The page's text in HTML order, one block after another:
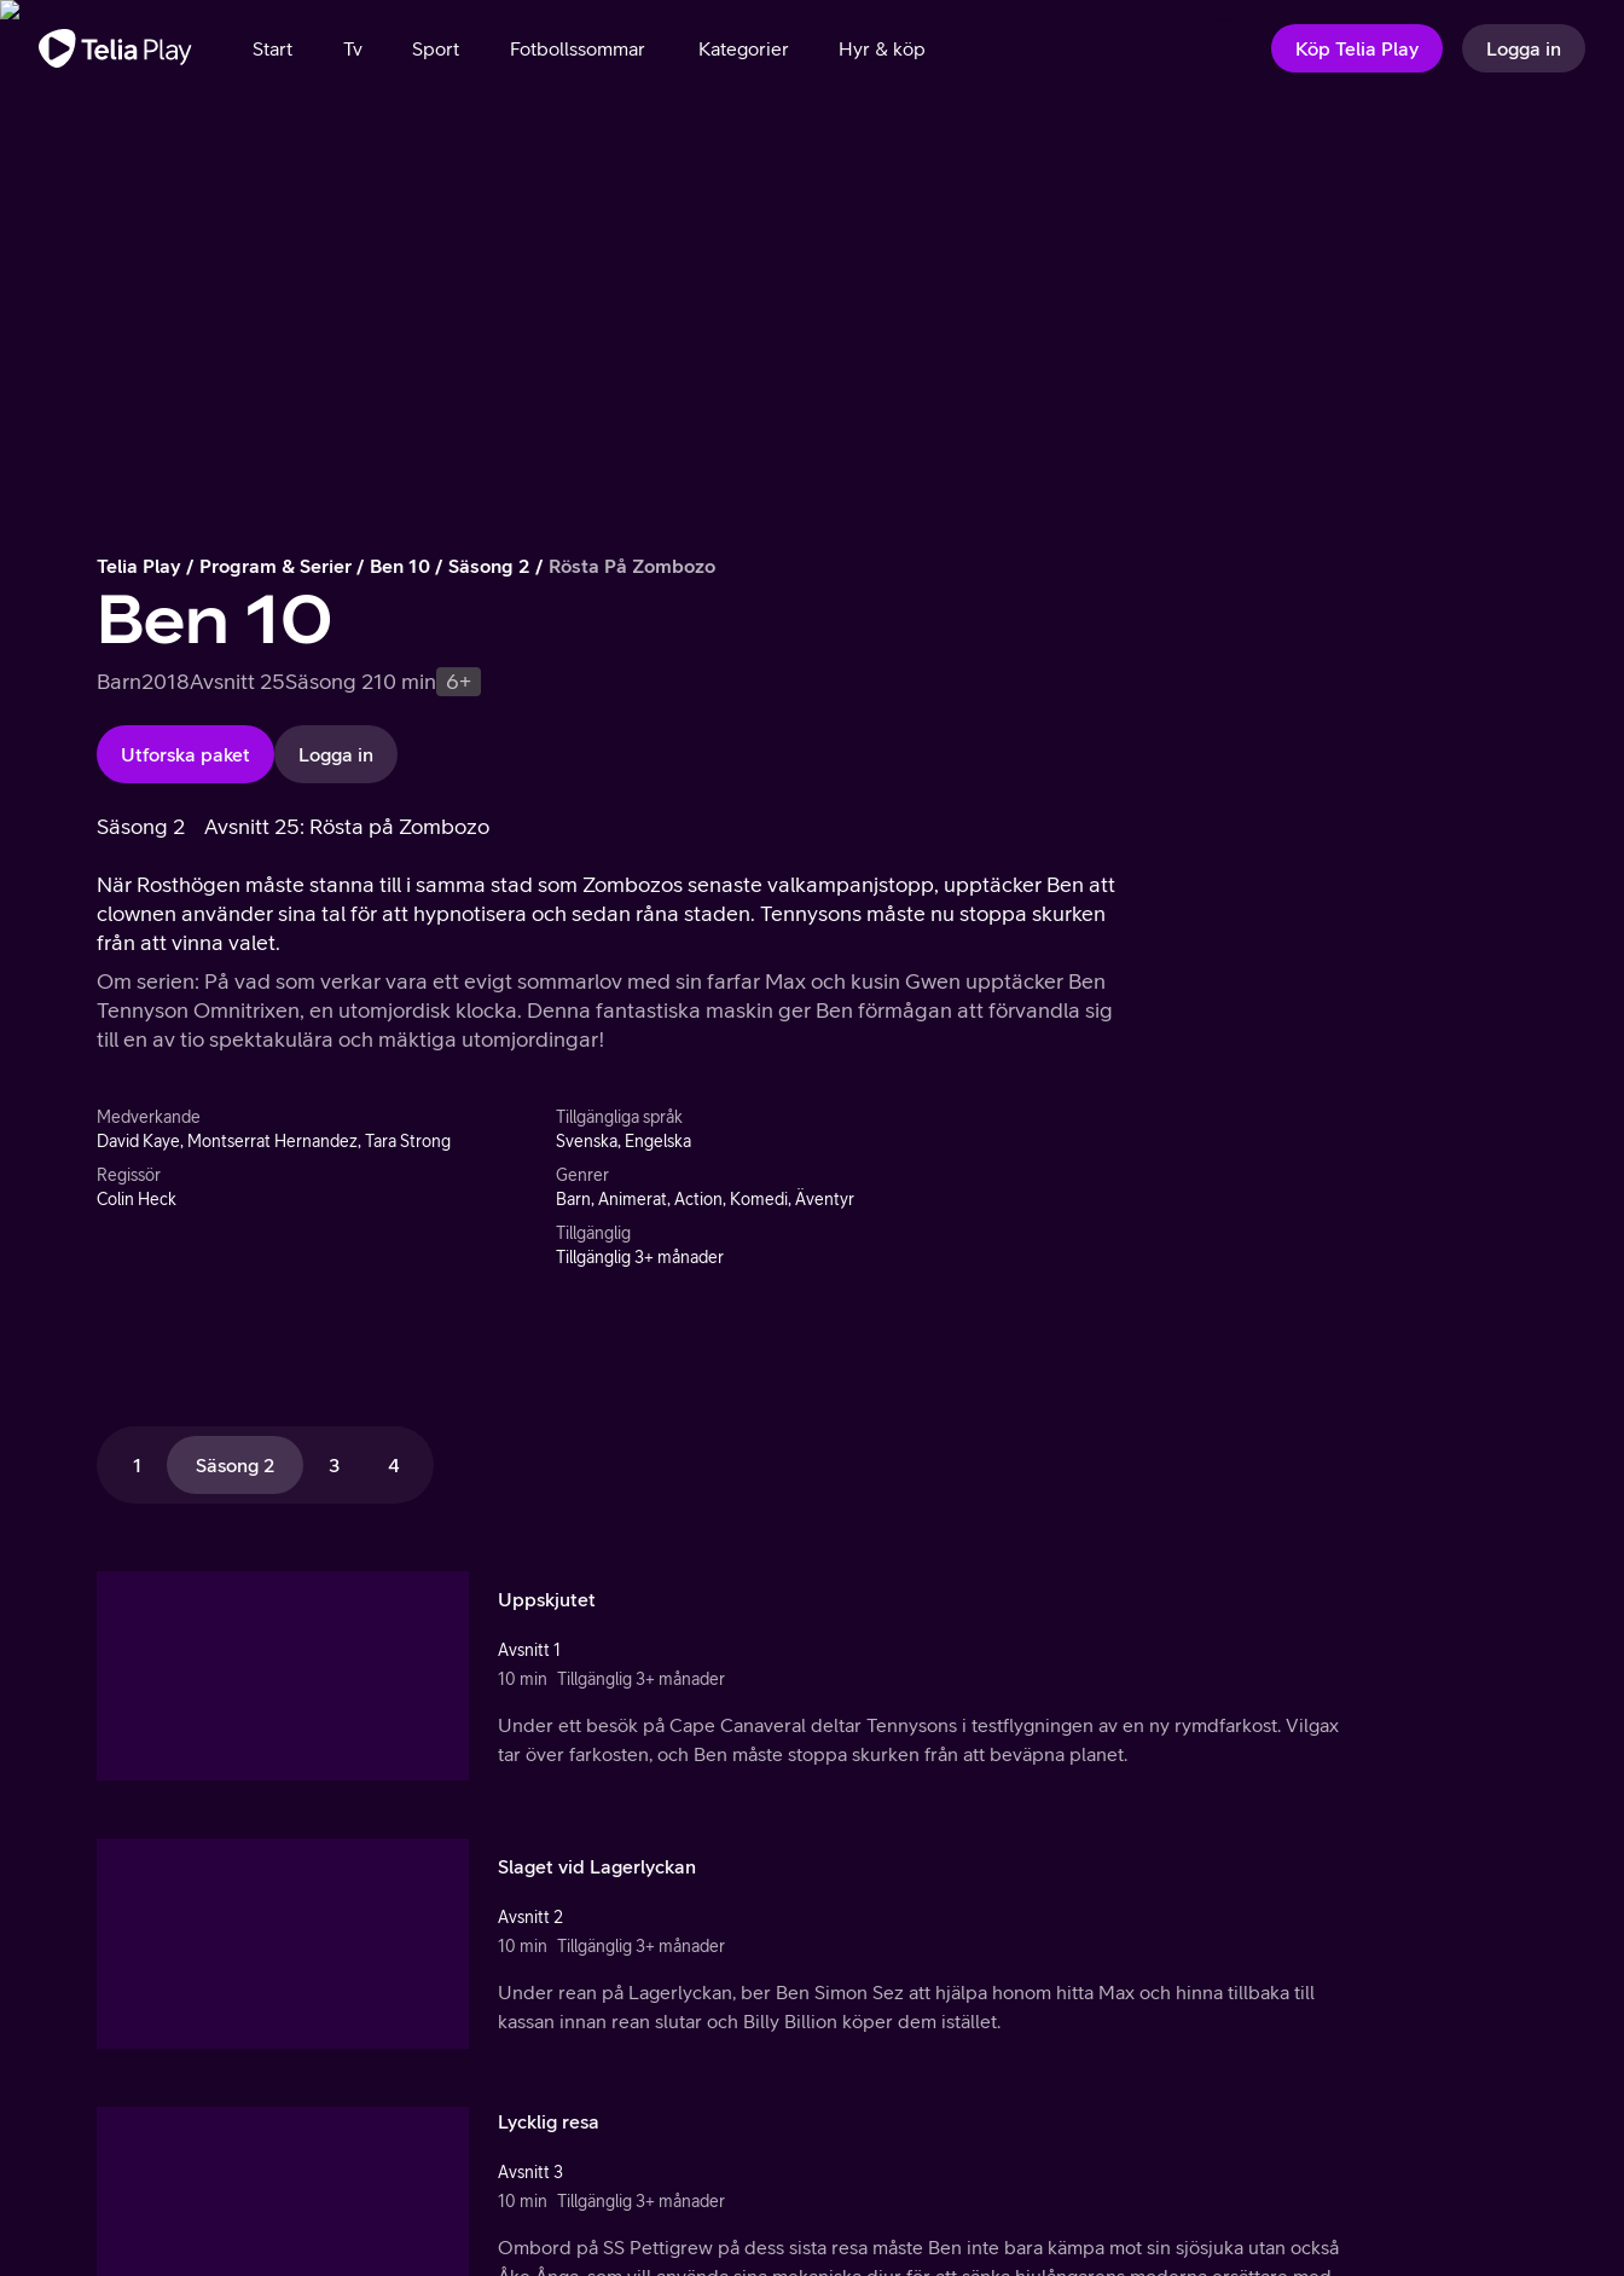
Viktigt meddelande
Start Tv Sport Fotbollssommar Kategorier Hyr & köp Köp Telia Play Logga in
Telia Play Program & Serier Ben 10 Säsong 2 Rösta På Zombozo
Ben 10
Barn2018Avsnitt 25Säsong 210 min 6+
Utforska paket Logga in
Säsong 2 Avsnitt 25: Rösta på Zombozo
När Rosthögen måste stanna till i samma stad som Zombozos senaste valkampanjstopp, upptäcker Ben att
clownen använder sina tal för att hypnotisera och sedan råna staden. Tennysons måste nu stoppa skurken
från att vinna valet.
Om serien: På vad som verkar vara ett evigt sommarlov med sin farfar Max och kusin Gwen upptäcker Ben
Tennyson Omnitrixen, en utomjordisk klocka. Denna fantastiska maskin ger Ben förmågan att förvandla sig
till en av tio spektakulära och mäktiga utomjordingar!
Medverkande
David Kaye, Montserrat Hernandez, Tara Strong
Regissör
Colin Heck
Tillgängliga språk
Svenska, Engelska
Genrer
Barn, Animerat, Action, Komedi, Äventyr
Tillgänglig
Tillgänglig 3+ månader
1 Säsong 2 3 4
Uppskjutet
Avsnitt 1
10 min Tillgänglig 3+ månader
Under ett besök på Cape Canaveral deltar Tennysons i testflygningen av en ny rymdfarkost. Vilgax
tar över farkosten, och Ben måste stoppa skurken från att beväpna planet.
Slaget vid Lagerlyckan
Avsnitt 2
10 min Tillgänglig 3+ månader
Under rean på Lagerlyckan, ber Ben Simon Sez att hjälpa honom hitta Max och hinna tillbaka till
kassan innan rean slutar och Billy Billion köper dem istället.
Lycklig resa
Avsnitt 3
10 min Tillgänglig 3+ månader
Ombord på SS Pettigrew på dess sista resa måste Ben inte bara kämpa mot sin sjösjuka utan också